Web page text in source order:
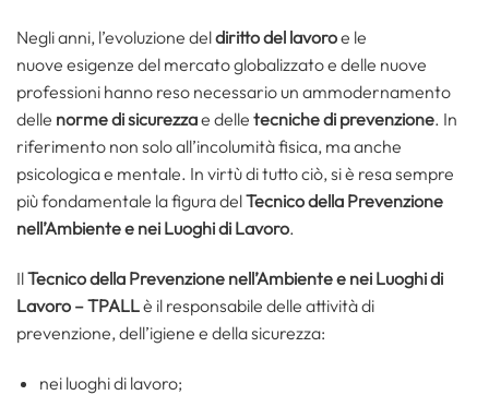
Negli anni, l’evoluzione deldiritto del lavoroe le
nuove esigenze del mercato globalizzato e delle nuove
professioni hanno reso necessario un ammodernamento
delle norme di sicurezzae delle tecniche di prevenzione. In
riferimento non solo all’incolumità fisica, ma anche
psicologica e mentale. In virtù di tutto ciò, si è resa sempre
più fondamentale la figura delTecnico della Prevenzione
nell’Ambiente e nei Luoghi di Lavoro.
IlTecnico della Prevenzione nell’Ambiente e nei Luoghi di
Lavoro – TPALLè il responsabile delle attività di
prevenzione, dell’igiene e della sicurezza:
nei luoghi di lavoro;